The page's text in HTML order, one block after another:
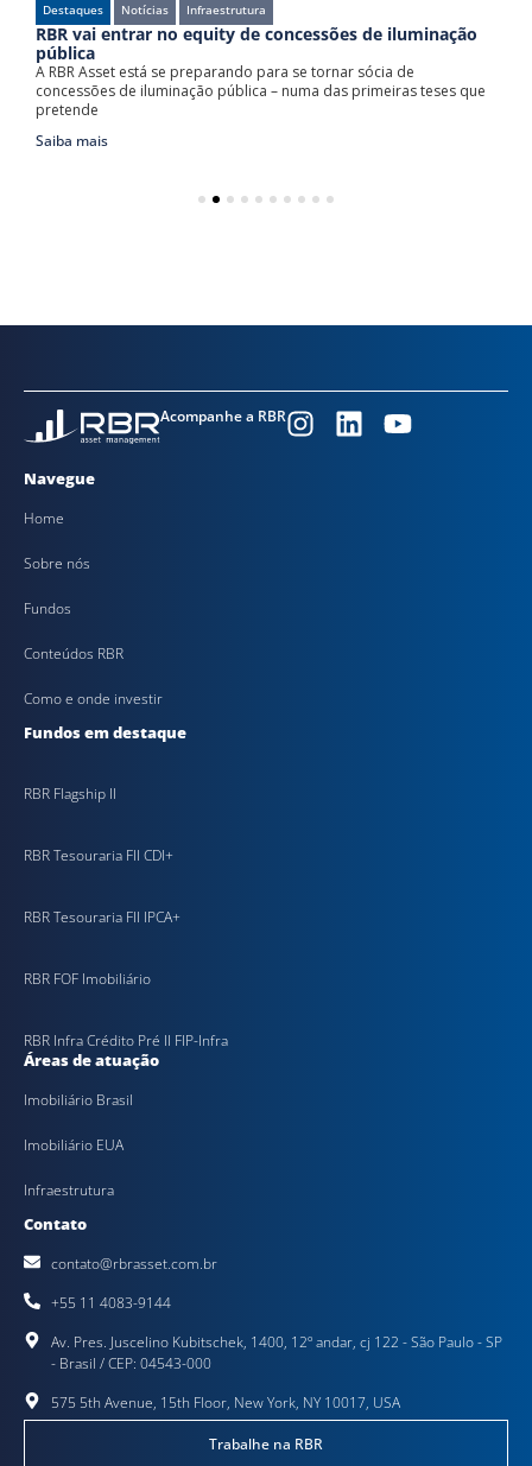
Destaques Notícias Infraestrutura
RBR vai entrar no equity de concessões de iluminação
pública
A RBR Asset está se preparando para se tornar sócia de
concessões de iluminação pública – numa das primeiras teses que
pretende
Saiba mais
Acompanhe a RBR
Navegue
Home
Sobre nós
Fundos
Conteúdos RBR
Como e onde investir
Fundos em destaque
RBR Flagship II
RBR Tesouraria FII CDI+
RBR Tesouraria FII IPCA+
RBR FOF Imobiliário
RBR Infra Crédito Pré II FIP-Infra
Áreas de atuação
Imobiliário Brasil
Imobiliário EUA
Infraestrutura
Contato
contato@rbrasset.com.br
+55 11 4083-9144
Av. Pres. Juscelino Kubitschek, 1400, 12º andar, cj 122 - São Paulo - SP
- Brasil / CEP: 04543-000
575 5th Avenue, 15th Floor, New York, NY 10017, USA
Trabalhe na RBR